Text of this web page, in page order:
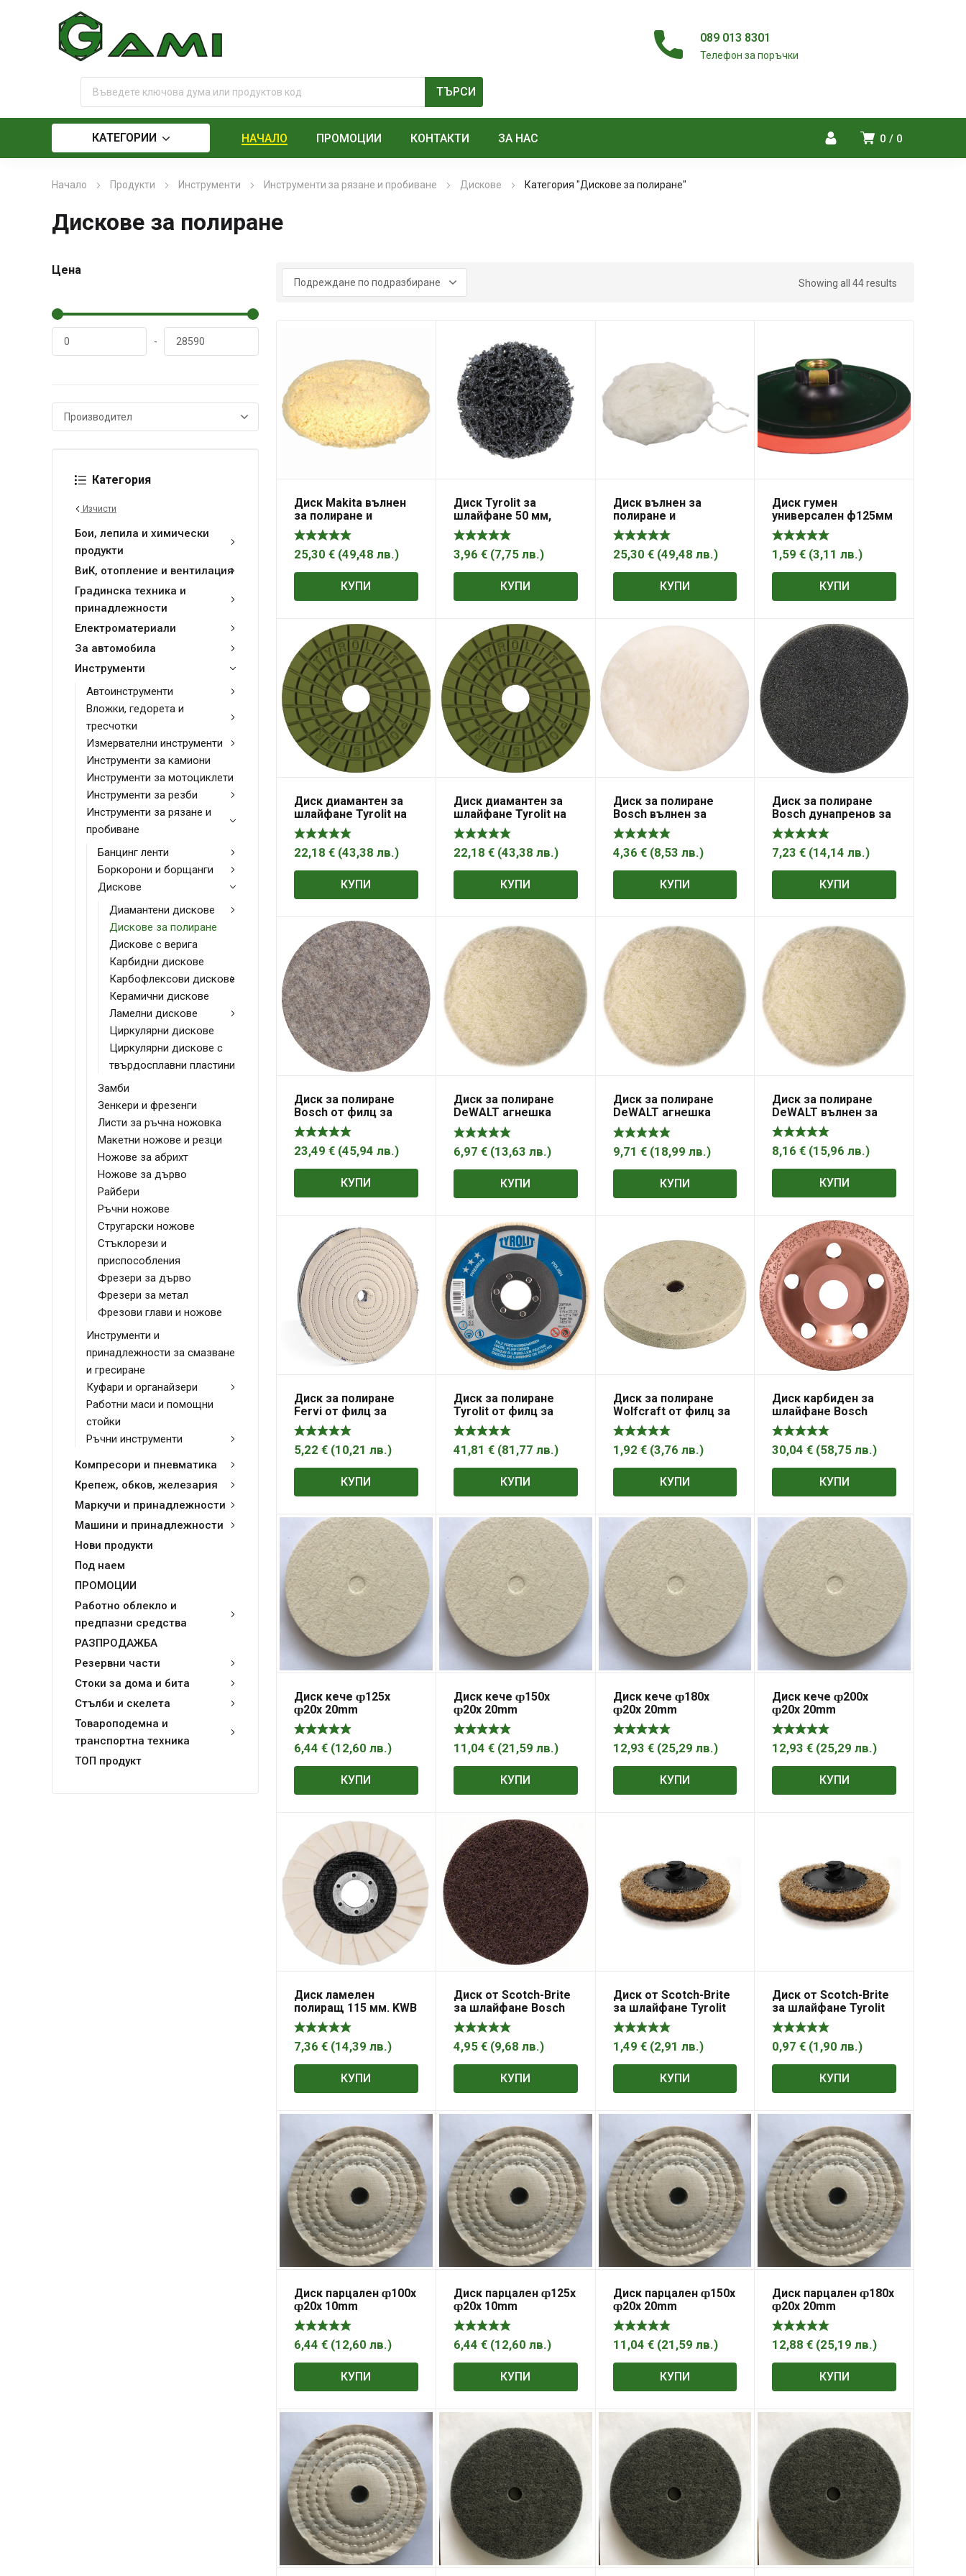
089 013 8301
Телефон за поръчки
0 0
КАТЕГОРИИ НАЧАЛО ПРОМОЦИИ КОНТАКТИ ЗА НАС
Начало Продукти Инструменти Инструменти за рязане и пробиване Дискове Категория "Дискове за полиране"
Дискове за полиране
Цена
-
Категория
Изчисти
Бои, лепила и химически
продукти
ВиК, отопление и вентилация
Градинска техника и
принадлежности
Електроматериали
За автомобила
Инструменти
Автоинструменти
Вложки, гедорета и
тресчотки
Измервателни инструменти
Инструменти за камиони
Инструменти за мотоциклети
Инструменти за резби
Инструменти за рязане и
пробиване
Банцинг ленти
Боркорони и борщанги
Дискове
Диамантени дискове
Дискове за полиране
Дискове с верига
Карбидни дискове
Карбофлексови дискове
Керамични дискове
Ламелни дискове
Циркулярни дискове
Циркулярни дискове с
твърдосплавни пластини
Замби
Зенкери и фрезенги
Листи за ръчна ножовка
Макетни ножове и резци
Ножове за абрихт
Ножове за дърво
Райбери
Ръчни ножове
Стругарски ножове
Стъклорези и
приспособления
Фрезери за дърво
Фрезери за метал
Фрезови глави и ножове
Инструменти и
принадлежности за смазване
и гресиране
Куфари и органайзери
Работни маси и помощни
стойки
Ръчни инструменти
Компресори и пневматика
Крепеж, обков, железария
Маркучи и принадлежности
Машини и принадлежности
Нови продукти
Под наем
ПРОМОЦИИ
Работно облекло и
предпазни средства
РАЗПРОДАЖБА
Резервни части
Стоки за дома и бита
Стълби и скелета
Товароподемна и
транспортна техника
ТОП продукт
Showing all 44 results
Диск Makita вълнен
за полиране и
шлайфане
25,30 € (49,48 лв.)
КУПИ
Диск Tyrolit за
шлайфане 50 мм,
абразивни влакна,
Premium Quick-
Change
3,96 € (7,75 лв.)
КУПИ
Диск вълнен за
полиране и
шлайфане „MAKITA“
180 мм
25,30 € (49,48 лв.)
КУПИ
Диск гумен
универсален ф125мм
Velcro
1,59€ (3,11лв.)
КУПИ
Диск диамантен за
шлайфане Tyrolit на
гранит, мрамор,
камък с велкро 100
мм, 18 мм, P150,
22,18 € (43,38 лв.)
КУПИ
Диск диамантен за
шлайфане Tyrolit на
гранит, мрамор,
камък с велкро 100
мм, 18 мм, P2000,
22,18 € (43,38 лв.)
КУПИ
Диск за полиране
Bosch вълнен за
бормашина 125 мм
4,36 € (8,53 лв.)
КУПИ
Диск за полиране
Bosch дунапренов за
бормашина 125 мм
7,23€ (14,14лв.)
КУПИ
Диск за полиране
Bosch от филц за
ексцентършлайф 160
мм, фина
23,49 € (45,94 лв.)
КУПИ
Диск за полиране
DeWALT агнешка
вълна за ъглошлайф
115 мм, Polishing
Bonnet
6,97 € (13,63 лв.)
КУПИ
Диск за полиране
DeWALT агнешка
вълна за ъглошлайф
125 мм, Polishing
Bonnet
9,71 € (18,99 лв.)
КУПИ
Диск за полиране
DeWALT вълнен за
полирмашина 180 мм,
Polishing Bonnet
8,16€ (15,96лв.)
КУПИ
Диск за полиране
Fervi от филц за
шмиргел 150х12х15
мм, DCT150
5,22 € (10,21 лв.)
КУПИ
Диск за полиране
Tyrolit от филц за
ъглошлайф 125х22.2
мм, Premium***
41,81 € (81,77 лв.)
КУПИ
Диск за полиране
Wolfcraft от филц за
бормашина 75х10х10
мм
1,92 € (3,76 лв.)
КУПИ
Диск карбиден за
шлайфане Bosch
универсален фин,
наклонен 115 мм,
22.23 мм
30,04€ (58,75лв.)
КУПИ
Диск кече ȹ125x
ȹ20x 20mm
6,44 € (12,60 лв.)
КУПИ
Диск кече ȹ150x
ȹ20x 20mm
11,04 € (21,59 лв.)
КУПИ
Диск кече ȹ180x
ȹ20x 20mm
12,93 € (25,29 лв.)
КУПИ
Диск кече ȹ200x
ȹ20x 20mm
12,93€ (25,29лв.)
КУПИ
Диск ламелен
полиращ 115 мм. KWB
7,36 € (14,39 лв.)
КУПИ
Диск от Scotch-Brite
за шлайфане Bosch
комплект 5 бр., 128
мм, P100
4,95 € (9,68 лв.)
КУПИ
Диск от Scotch-Brite
за шлайфане Tyrolit
за метал, дърво,
пластмаса 50 мм,
Premium SCM Quick-
1,49 € (2,91 лв.)
КУПИ
Диск от Scotch-Brite
за шлайфане Tyrolit
за метал, дърво,
пластмаса 50 мм,
Premium SCM Quick-
0,97€ (1,90лв.)
КУПИ
Диск парцален ȹ100x
ȹ20x 10mm
6,44 € (12,60 лв.)
КУПИ
Диск парцален ȹ125x
ȹ20x 10mm
6,44 € (12,60 лв.)
КУПИ
Диск парцален ȹ150x
ȹ20x 20mm
11,04 € (21,59 лв.)
КУПИ
Диск парцален ȹ180x
ȹ20x 20mm
12,88€ (25,19лв.)
КУПИ